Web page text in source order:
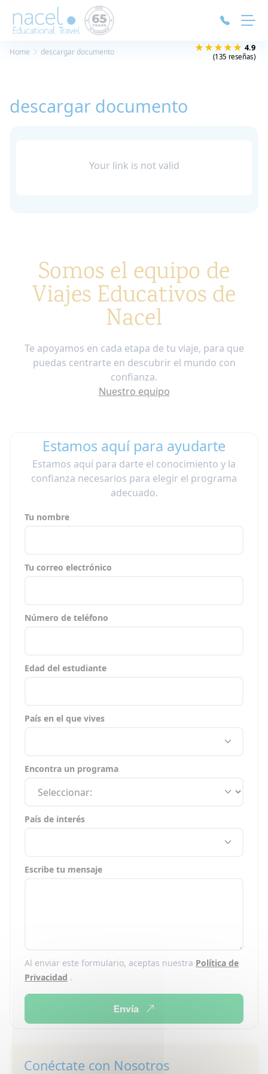
★★★★★ 4.9
(135 reseñas)
Home descargar documento
descargar documento
Your link is not valid
Somos el equipo de
Viajes Educativos de
Nacel
Te apoyamos en cada etapa de tu viaje, para que
puedas centrarte en descubrir el mundo con
confianza.
Nuestro equipo
Estamos aquí para ayudarte
Estamos aquí para darte el conocimiento y la
confianza necesarios para elegir el programa
adecuado.
Tu nombre
Tu correo electrónico
Número de teléfono
Edad del estudiante
País en el que vives
Encontra un programa
País de interés
Escribe tu mensaje
Al enviar este formulario, aceptas nuestra Política de
Privacidad .
Envía
Conéctate con Nosotros
Panel de gestión de cookies